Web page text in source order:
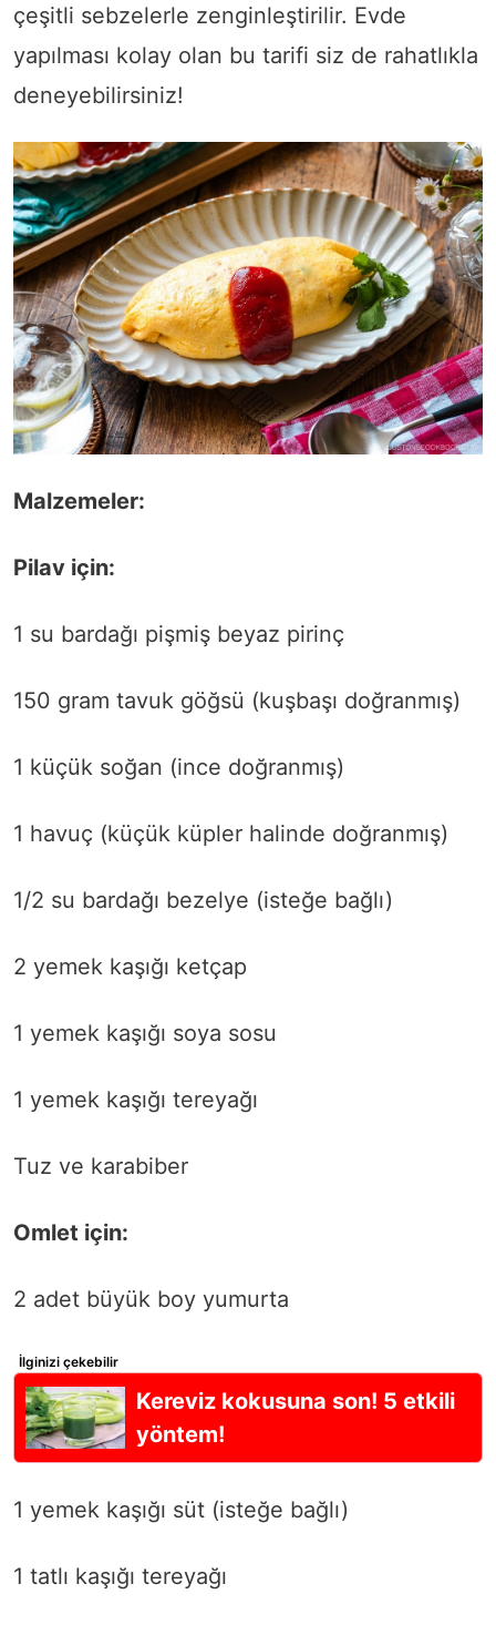
çeşitli sebzelerle zenginleştirilir. Evde
yapılması kolay olan bu tarifi siz de rahatlıkla
deneyebilirsiniz!
Malzemeler:
Pilav için:
1 su bardağı pişmiş beyaz pirinç
150 gram tavuk göğsü (kuşbaşı doğranmış)
1 küçük soğan (ince doğranmış)
1 havuç (küçük küpler halinde doğranmış)
1/2 su bardağı bezelye (isteğe bağlı)
2 yemek kaşığı ketçap
1 yemek kaşığı soya sosu
1 yemek kaşığı tereyağı
Tuz ve karabiber
Omlet için:
2 adet büyük boy yumurta
İlginizi çekebilir
Kereviz kokusuna son! 5 etkili
yöntem!
1 yemek kaşığı süt (isteğe bağlı)
1 tatlı kaşığı tereyağı